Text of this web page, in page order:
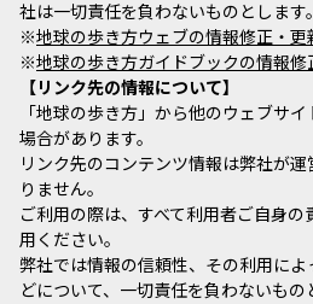
社は一切責任を負わないものとします。
※地球の歩き方ウェブの情報修正・更
※地球の歩き方ガイドブックの情報
リンク先の情報について
「地球の歩き方」から他のウェブサ
場合があります。
リンク先のコンテンツ情報は弊社が
りません。
ご利用の際は、すべて利用者ご自身
用ください。
弊社では情報の信頼性、その利用に
どについて、一切責任を負わないもの